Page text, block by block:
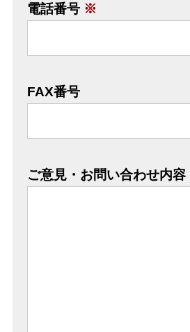
電話番号 ※
FAX番号
ご意見・お問い合わせ内容